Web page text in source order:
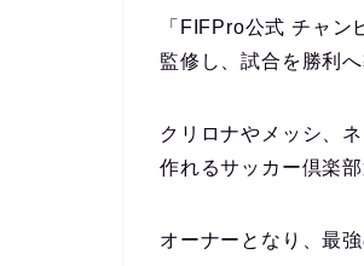
「FIFPro公式 チャ
監修し、試合を勝利
クリロナやメッシ、
作れるサッカー倶楽
オーナーとなり、最